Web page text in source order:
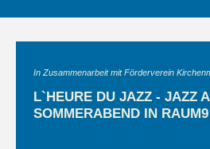
In Zusammenarbeit mit Förderverein
L`HEURE DU JAZZ - JAZZ
SOMMERABEND IN RAUM9